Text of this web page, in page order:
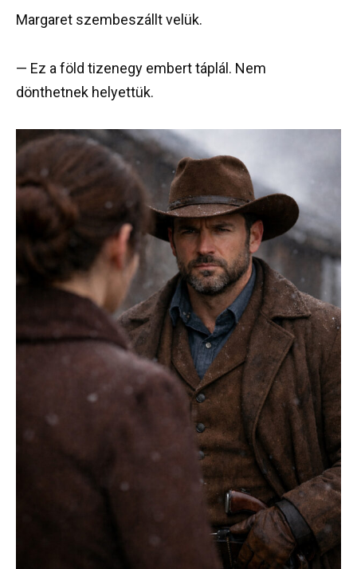
Margaret szembeszállt velük.
— Ez a föld tizenegy embert táplál. Nem
dönthetnek helyettük.